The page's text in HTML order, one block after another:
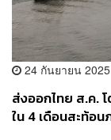
24 กันยายน 2025
ส่งออกไทย ส.ค.
ใน 4 เดือนสะท้อ